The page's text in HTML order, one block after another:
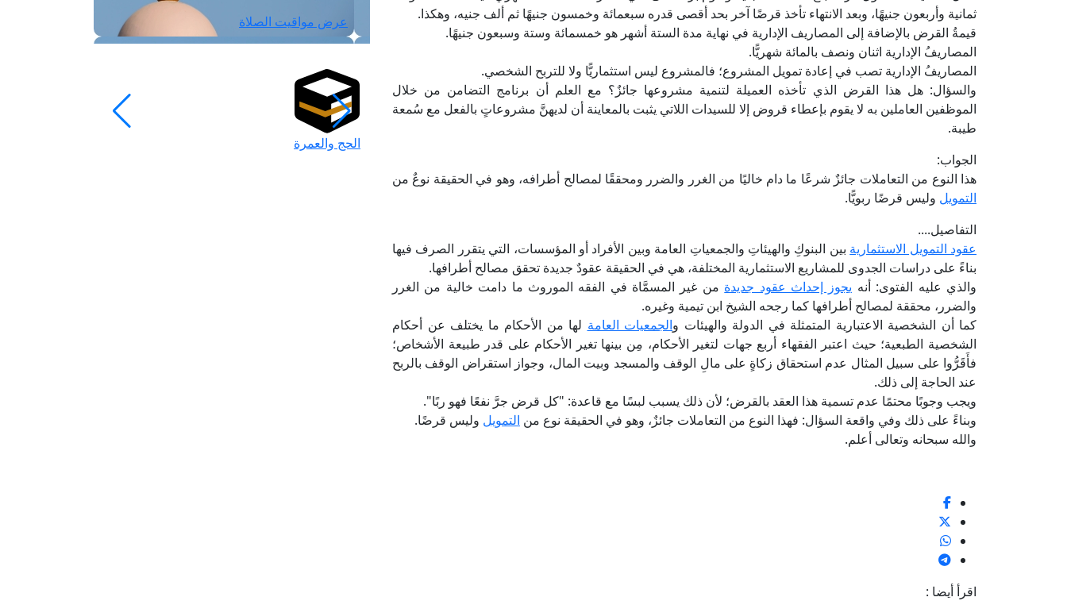
ثمانية وأربعون جنيهًا، وبعد الانتهاء تأخذ قرضًا آخر بحد أقصى قدره سبعمائة وخمسون جنيهًا ثم ألف جنيه، وهكذا.
قيمةُ القرض بالإضافة إلى المصاريف الإدارية في نهاية مدة الستة أشهر هو خمسمائة وستة وسبعون جنيهًا.
المصاريفُ الإدارية اثنان ونصف بالمائة شهريًّا.
المصاريفُ الإدارية تصب في إعادة تمويل المشروع؛ فالمشروع ليس استثماريًّا ولا للتربح الشخصي.
والسؤال: هل هذا القرض الذي تأخذه العميلة لتنمية مشروعها جائزٌ؟ مع العلم أن برنامج التضامن من خلال
الموظفين العاملين به لا يقوم بإعطاء قروض إلا للسيدات اللاتي يثبت بالمعاينة أن لديهنَّ مشروعاتٍ بالفعل مع سُمعة
طيبة.
الجواب:
هذا النوع من التعاملات جائزٌ شرعًا ما دام خاليًا من الغرر والضرر ومحققًا لمصالح أطرافه، وهو في الحقيقة نوعٌ من
التمويل وليس قرضًا ربويًّا.
التفاصيل....
عقود التمويل الاستثمارية بين البنوكِ والهيئاتِ والجمعياتِ العامة وبين الأفراد أو المؤسسات، التي يتقرر الصرف فيها
بناءً على دراسات الجدوى للمشاريع الاستثمارية المختلفة، هي في الحقيقة عقودٌ جديدة تحقق مصالح أطرافها.
والذي عليه الفتوى: أنه يجوز إحداث عقود جديدة من غير المسمَّاة في الفقه الموروث ما دامت خالية من الغرر
والضرر، محققة لمصالح أطرافها كما رجحه الشيخ ابن تيمية وغيره.
كما أن الشخصية الاعتبارية المتمثلة في الدولة والهيئات والجمعيات العامة لها من الأحكام ما يختلف عن أحكام
الشخصية الطبعية؛ حيث اعتبر الفقهاء أربع جهات لتغير الأحكام، مِن بينها تغير الأحكام على قدر طبيعة الأشخاص؛
فأَقَرُّوا على سبيل المثال عدم استحقاق زكاةٍ على مالِ الوقف والمسجد وبيت المال، وجواز استقراض الوقف بالربح
عند الحاجة إلى ذلك.
ويجب وجوبًا محتمًا عدم تسمية هذا العقد بالقرض؛ لأن ذلك يسبب لبسًا مع قاعدة: "كل قرض جرَّ نفعًا فهو ربًا".
وبناءً على ذلك وفي واقعة السؤال: فهذا النوع من التعاملات جائزٌ، وهو في الحقيقة نوع من التمويل وليس قرضًا.
والله سبحانه وتعالى أعلم.
اقرأ أيضا :
عرض مواقيت الصلاة
الحج والعمرة